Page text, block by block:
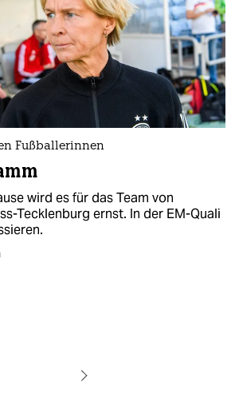
Fußballerinnen
wird es für das Team von
Tecklenburg ernst. In der EM-Quali